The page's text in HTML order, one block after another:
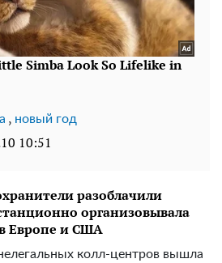
, новый год
10:51
разоблачили
организовывала
Европе и США
колл-центров вышла